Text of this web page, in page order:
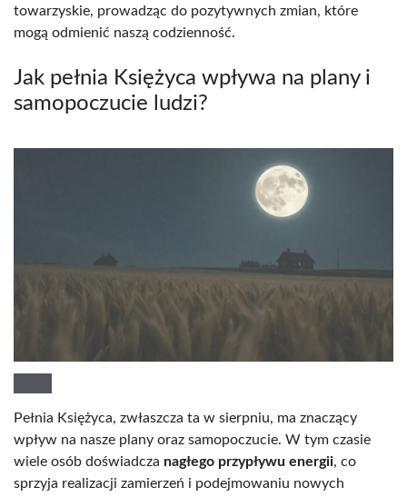
towarzyskie, prowadząc do pozytywnych zmian, które
mogą odmienić naszą codzienność.
Jak pełnia Księżyca wpływa na plany i
samopoczucie ludzi?
Pełnia Księżyca, zwłaszcza ta w sierpniu, ma znaczący
wpływ na nasze plany oraz samopoczucie. W tym czasie
wiele osób doświadcza nagłego przypływu energii, co
sprzyja realizacji zamierzeń i podejmowaniu nowych